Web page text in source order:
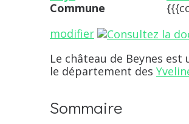
Commune
modifier
Le château de Beynes est
le département des
Sommaire